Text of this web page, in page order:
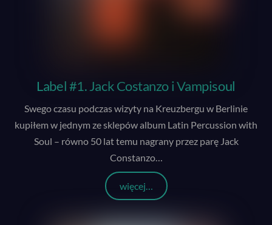
Label #1. Jack Costanzo i Vampisoul
Swego czasu podczas wizyty na Kreuzbergu w Berlinie
kupiłem w jednym ze sklepów album Latin Percussion with
Soul – równo 50 lat temu nagrany przez parę Jack
Constanzo…
więcej…